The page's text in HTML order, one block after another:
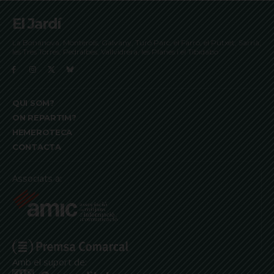
El Jardí
La Bonanova, Monterols, Galvany, Turó Parc, el Farró, el Putxet, Sarrià,
les Tres Torres, Pedralbes, Vallvidrera, les Planes i el Tibidabo
QUI SOM?
ON REPARTIM?
HEMEROTECA
CONTACTA
Associats a:
Amb el suport de: